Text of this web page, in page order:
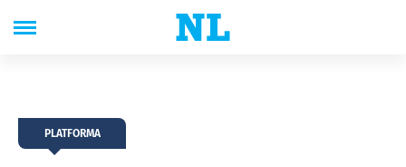
PLATFORMA